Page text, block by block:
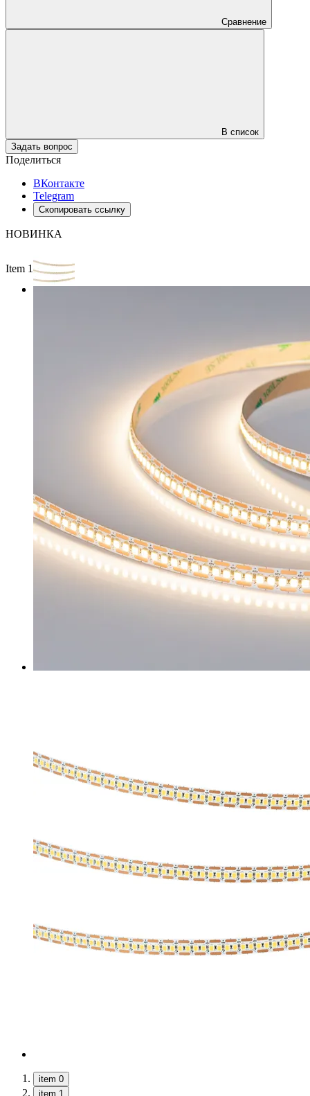
Сравнение
В список
Задать вопрос
Поделиться
ВКонтакте
Telegram
Скопировать ссылку
НОВИНКА
Item 1 of 2
item 0
item 1